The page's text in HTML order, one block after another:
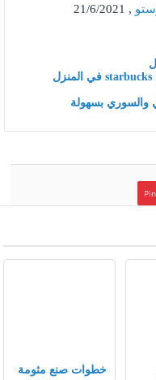
, 21/6/2021
والسوري بسهولة
خطوات صنع مثومة